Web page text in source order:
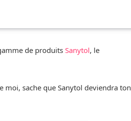
de produitsSanytol, le
moi, sache que Sanytol deviendra ton